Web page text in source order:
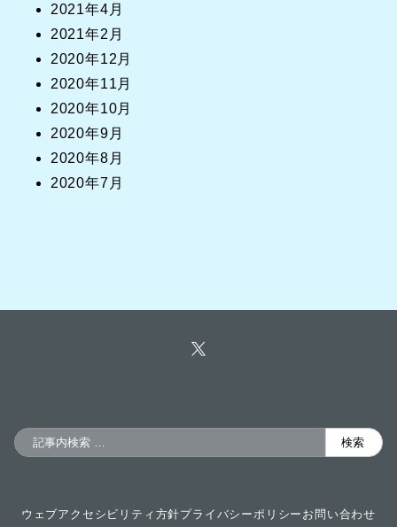
2021年4月
2021年2月
2020年12月
2020年11月
2020年10月
2020年9月
2020年8月
2020年7月
検
検索
ウェブアクセシビリティ方針プライバシーポリシー お問い合わせ